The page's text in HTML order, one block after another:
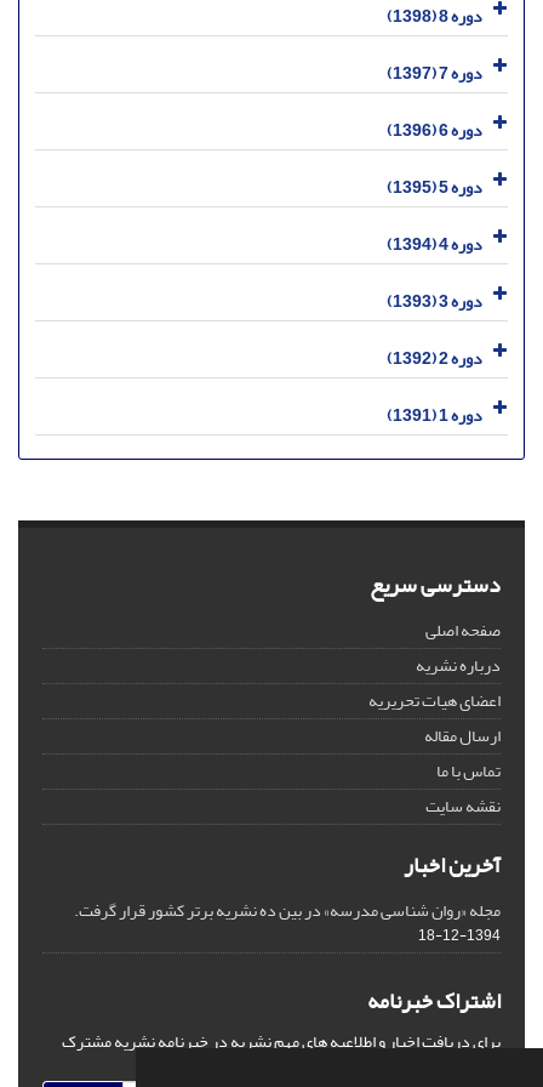
دوره 8 (1398)
دوره 7 (1397)
دوره 6 (1396)
دوره 5 (1395)
دوره 4 (1394)
دوره 3 (1393)
دوره 2 (1392)
دوره 1 (1391)
دسترسی سریع
صفحه اصلی
درباره نشریه
اعضای هیات تحریریه
ارسال مقاله
تماس با ما
نقشه سایت
آخرین اخبار
مجله «روان شناسی مدرسه» در بین ده نشریه برتر کشور قرار گرفت.
1394-12-18
اشتراک خبرنامه
برای دریافت اخبار و اطلاعیه های مهم نشریه در خبرنامه نشریه مشترک